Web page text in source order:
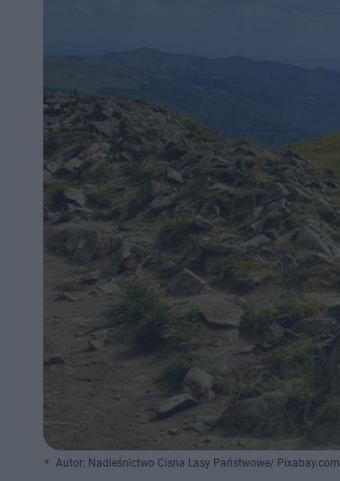
Autor: Nadleśnictwo Cisna Lasy Państwowe/ Pixabay.com